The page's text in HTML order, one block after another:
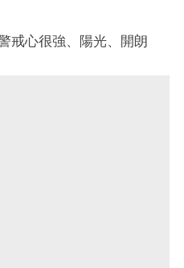
戒心很強、陽光、開朗